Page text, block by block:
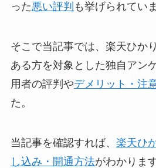
った悪い評判 も挙げられてい
そこで当記事では、楽天ひか
ある方を対象とした独自アン
用者の評判やデメリット・注
た。
当記事を確認すれば、 楽天ひ
し込み・開通方法がわかりま